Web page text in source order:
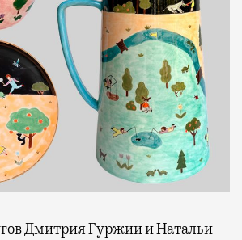
Дмитрия Гуржии и Натальи